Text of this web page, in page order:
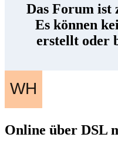
Das Forum
Es können
erstellt oder
Online über DSL